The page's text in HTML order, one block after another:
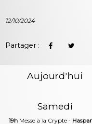
12/10/2024
Partager :
Aujourd'hui
Samedi
19h Messe à la Crypte -